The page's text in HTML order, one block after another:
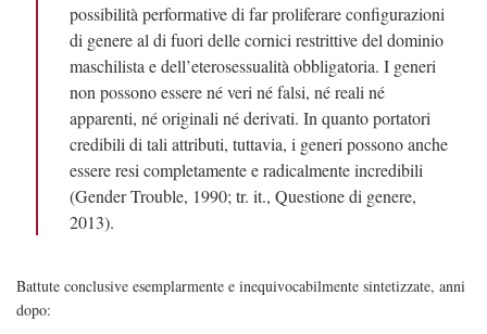
possibilità performative di far proliferare configurazioni
di genere al di fuori delle cornici restrittive del dominio
maschilista e dell’eterosessualità obbligatoria. I generi
non possono essere né veri né falsi, né reali né
apparenti, né originali né derivati. In quanto portatori
credibili di tali attributi, tuttavia, i generi possono anche
essere resi completamente e radicalmente incredibili
(Gender Trouble, 1990; tr. it., Questione di genere,
2013).
Battute conclusive esemplarmente e inequivocabilmente sintetizzate, anni
dopo: